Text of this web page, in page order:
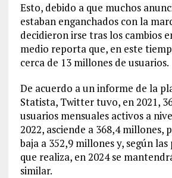
Esto, debido a que muchos
estaban enganchados con la
decidieron irse tras los cambios
medio reporta que, en este
cerca de 13 millones de usuarios.
De acuerdo a un informe de la
Statista, Twitter tuvo, en 2021,
usuarios mensuales activos a
2022, asciende a 368,4 millones,
baja a 352,9 millones y, según
que realiza, en 2024 se
similar.